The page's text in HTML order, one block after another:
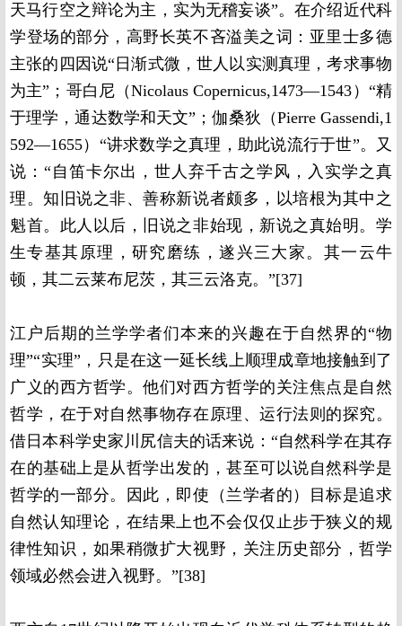
天马行空之辩论为主，实为无稽妄谈”。在介绍近代科
学登场的部分，高野长英不吝溢美之词：亚里士多德
主张的四因说“日渐式微，世人以实测真理，考求事物
为主”；哥白尼（Nicolaus Copernicus,1473—1543）“精
于理学，通达数学和天文”；伽桑狄（Pierre Gassendi,1
592—1655）“讲求数学之真理，助此说流行于世”。又
说：“自笛卡尔出，世人弃千古之学风，入实学之真
理。知旧说之非、善称新说者颇多，以培根为其中之
魁首。此人以后，旧说之非始现，新说之真始明。学
生专基其原理，研究磨练，遂兴三大家。其一云牛
顿，其二云莱布尼茨，其三云洛克。”[37]
江户后期的兰学学者们本来的兴趣在于自然界的“物
理”“实理”，只是在这一延长线上顺理成章地接触到了
广义的西方哲学。他们对西方哲学的关注焦点是自然
哲学，在于对自然事物存在原理、运行法则的探究。
借日本科学史家川尻信夫的话来说：“自然科学在其存
在的基础上是从哲学出发的，甚至可以说自然科学是
哲学的一部分。因此，即使（兰学者的）目标是追求
自然认知理论，在结果上也不会仅仅止步于狭义的规
律性知识，如果稍微扩大视野，关注历史部分，哲学
领域必然会进入视野。”[38]